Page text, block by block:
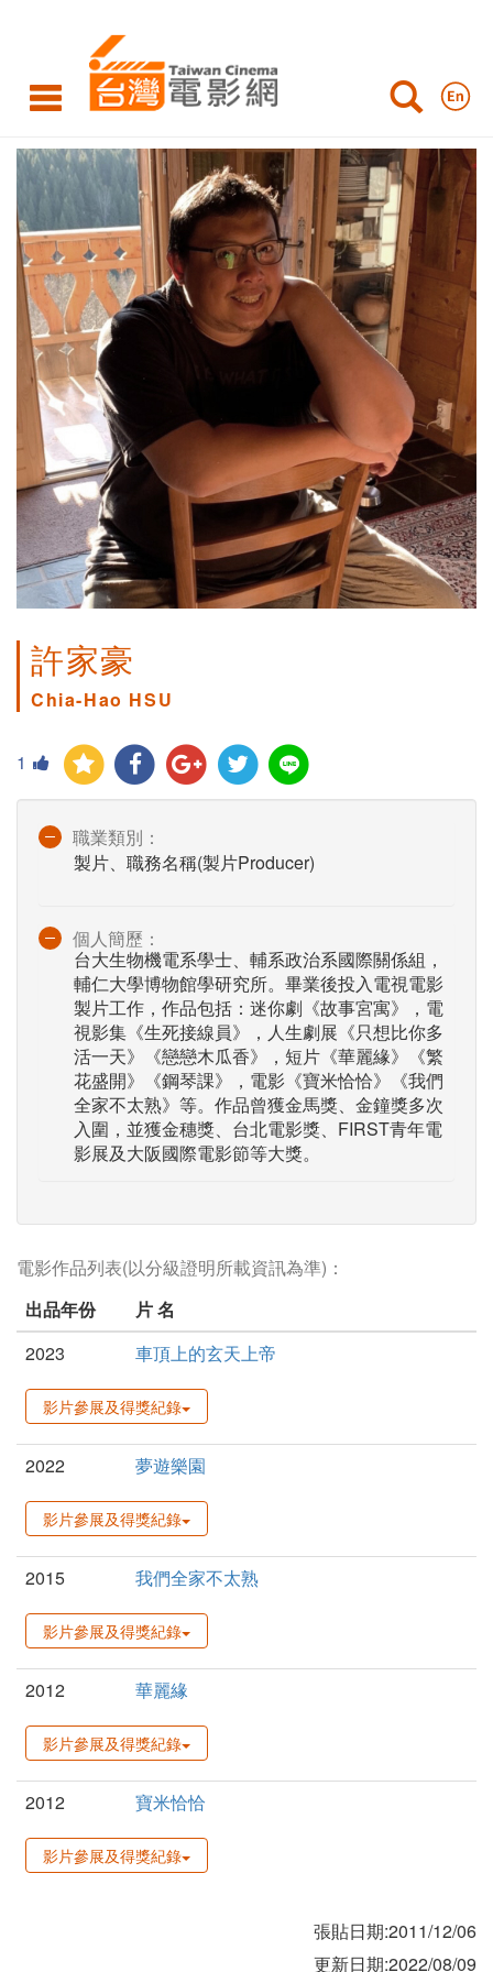
許家豪
Chia-Hao HSU
1
職業類別：
製片、職務名稱(製片Producer)
個人簡歷：
台大生物機電系學士、輔系政治系國際關係組，
輔仁大學博物館學研究所。畢業後投入電視電影
製片工作，作品包括：迷你劇《故事宮寓》，電
視影集《生死接線員》，人生劇展《只想比你多
活一天》《戀戀木瓜香》，短片《華麗緣》《繁
花盛開》《鋼琴課》，電影《寶米恰恰》《我們
全家不太熟》等。作品曾獲金馬獎、金鐘獎多次
入圍，並獲金穗獎、台北電影獎、FIRST青年電
影展及大阪國際電影節等大獎。
電影作品列表(以分級證明所載資訊為準)：
出品年份
片 名
2023
車頂上的玄天上帝
影片參展及得獎紀錄
2022 夢遊樂園
影片參展及得獎紀錄
2015 我們全家不太熟
影片參展及得獎紀錄
2012 華麗緣
影片參展及得獎紀錄
2012 寶米恰恰
影片參展及得獎紀錄
張貼日期:2011/12/06
更新日期:2022/08/09